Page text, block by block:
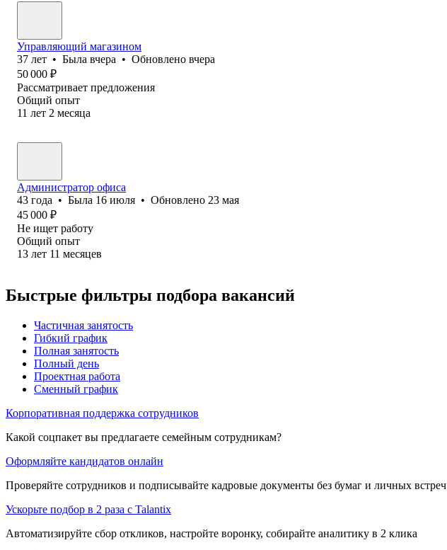
Управляющий магазином
37 лет • Была вчера • Обновлено вчера
50 000 ₽
Рассматривает предложения
Общий опыт
11 лет 2 месяца
Администратор офиса
43 года • Была 16 июля • Обновлено 23 мая
45 000 ₽
Не ищет работу
Общий опыт
13 лет 11 месяцев
Быстрые фильтры подбора вакансий
Частичная занятость
Гибкий график
Полная занятость
Полный день
Проектная работа
Сменный график
Корпоративная поддержка сотрудников
Какой соцпакет вы предлагаете семейным сотрудникам?
Оформляйте кандидатов онлайн
Проверяйте сотрудников и подписывайте кадровые документы без бумаг и личных встреч
Ускорьте подбор в 2 раза с Talantix
Автоматизируйте сбор откликов, настройте воронку, собирайте аналитику в 2 клика